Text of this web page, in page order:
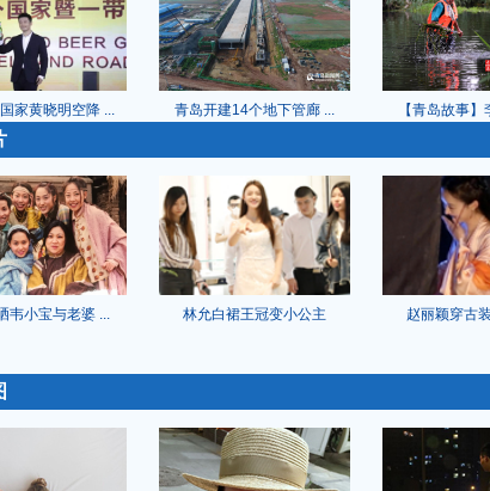
家黄晓明空降 ... 青岛开建14个地下管廊 ... 【青岛故事
韦小宝与老婆 ... 林允白裙王冠变小公主 赵丽颖穿古